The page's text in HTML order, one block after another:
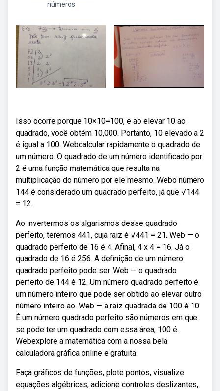
números
Isso ocorre porque 10×10=100, e ao elevar 10 ao
quadrado, você obtém 10,000. Portanto, 10 elevado a 2
é igual a 100. Webcalcular rapidamente o quadrado de
um número. O quadrado de um número identificado por
2 é uma função matemática que resulta na
multiplicação do número por ele mesmo. Webo número
144 é considerado um quadrado perfeito, já que √144
= 12.
Ao invertermos os algarismos desse quadrado
perfeito, teremos 441, cuja raiz é √441 = 21. Web — o
quadrado perfeito de 16 é 4. Afinal, 4 x 4 = 16. Já o
quadrado de 16 é 256. A definição de um número
quadrado perfeito pode ser. Web — o quadrado
perfeito de 144 é 12. Um número quadrado perfeito é
um número inteiro que pode ser obtido ao elevar outro
número inteiro ao. Web — a raiz quadrada de 100 é 10.
É um número quadrado perfeito são números em que
se pode ter um quadrado com essa área, 100 é.
Webexplore a matemática com a nossa bela
calculadora gráfica online e gratuita.
Faça gráficos de funções, plote pontos, visualize
equações algébricas, adicione controles deslizantes,.